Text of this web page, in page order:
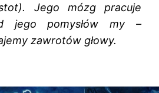
Jego mózg pracuje
jego pomysłów my –
zawrotów głowy.